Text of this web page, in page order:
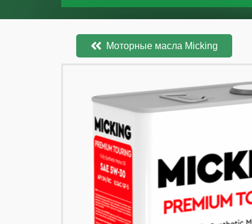
Моторные масла Micking